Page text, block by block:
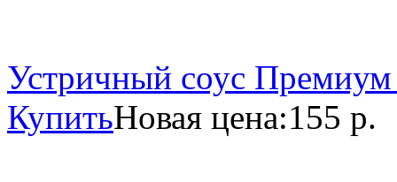
Устричный соус
КупитьНовая цена:155 р.